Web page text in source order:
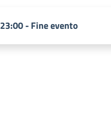
23:00 - Fine evento